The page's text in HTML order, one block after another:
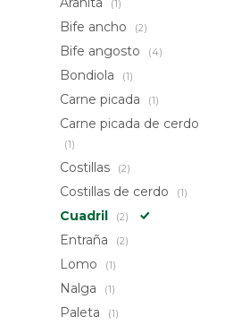
(1)
Bife ancho (2)
Bife angosto (4)
Bondiola (1)
Carne picada (1)
Carne picada de cerdo
(1)
Costillas (2)
Costillas de cerdo (1)
Cuadril (2)
Entraña (2)
Lomo (1)
Nalga (1)
Paleta (1)